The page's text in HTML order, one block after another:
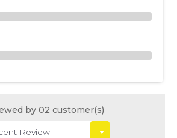
by 02 customer(s)